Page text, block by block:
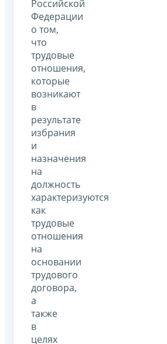
Российской
Федерации
о том,
что
трудовые
отношения,
которые
возникают
в
результате
избрания
и
назначения
на
должность
характеризуются
как
трудовые
отношения
на
основании
трудового
договора,
а
также
в
целях